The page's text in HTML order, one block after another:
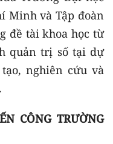
Minh và Tập đoàn
đề tài khoa học từ
quản trị số tại dự
nghiên cứu và
CÔNG TRƯỜNG